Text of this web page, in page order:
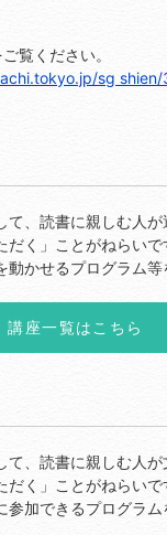
覧ください。
sg shien/
て、読書に親しむ人
だく」ことがねらい
かせるプログラム等
講座一覧はこちら
て、読書に親しむ人が
だく」ことがねらい
加できるプログラム